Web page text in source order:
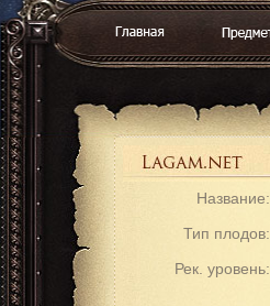
Название:
Тип плодов:
Рек. уровень: